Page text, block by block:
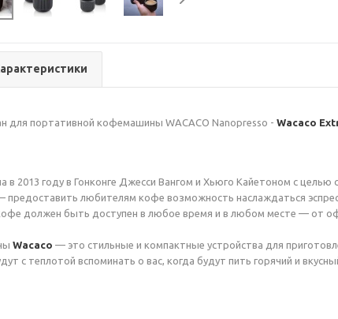
для портативной кофемашины WACACO Nanopresso - Wacaco
в 2013 году в Гонконге Джесси Вангом и Хьюго Кайетоном с
предоставить любителям кофе возможность наслаждаться
должен быть доступен в любое время и в любом месте — от
Wacaco — это стильные и компактные устройства для
с теплотой вспоминать о вас, когда будут пить горячий и